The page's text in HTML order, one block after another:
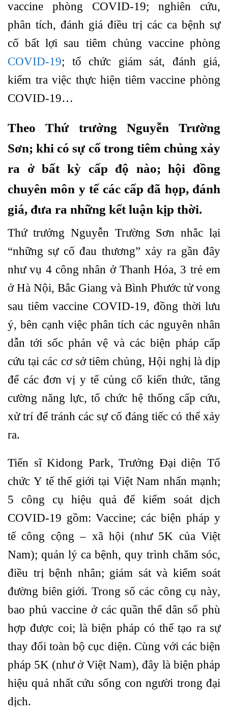
vaccine phòng COVID-19; nghiên cứu,
phân tích, đánh giá điều trị các ca bệnh sự
cố bất lợi sau tiêm chủng vaccine phòng
COVID-19; tổ chức giám sát, đánh giá,
kiểm tra việc thực hiện tiêm vaccine phòng
COVID-19…
Theo Thứ trưởng Nguyễn Trường
Sơn; khi có sự cố trong tiêm chủng xảy
ra ở bất kỳ cấp độ nào; hội đồng
chuyên môn y tế các cấp đã họp, đánh
giá, đưa ra những kết luận kịp thời.
Thứ trưởng Nguyễn Trường Sơn nhắc lại
“những sự cố đau thương” xảy ra gần đây
như vụ 4 công nhân ở Thanh Hóa, 3 trẻ em
ở Hà Nội, Bắc Giang và Bình Phước tử vong
sau tiêm vaccine COVID-19, đồng thời lưu
ý, bên cạnh việc phân tích các nguyên nhân
dẫn tới sốc phản vệ và các biện pháp cấp
cứu tại các cơ sở tiêm chủng, Hội nghị là dịp
để các đơn vị y tế củng cố kiến thức, tăng
cường năng lực, tổ chức hệ thống cấp cứu,
xử trí để tránh các sự cố đáng tiếc có thể xảy
ra.
Tiến sĩ Kidong Park, Trưởng Đại diện Tổ
chức Y tế thế giới tại Việt Nam nhấn mạnh;
5 công cụ hiệu quả để kiểm soát dịch
COVID-19 gồm: Vaccine; các biện pháp y
tế công cộng – xã hội (như 5K của Việt
Nam); quản lý ca bệnh, quy trình chăm sóc,
điều trị bệnh nhân; giám sát và kiểm soát
đường biên giới. Trong số các công cụ này,
bao phủ vaccine ở các quần thể dân số phù
hợp được coi; là biện pháp có thể tạo ra sự
thay đổi toàn bộ cục diện. Cùng với các biện
pháp 5K (như ở Việt Nam), đây là biện pháp
hiệu quả nhất cứu sống con người trong đại
dịch.